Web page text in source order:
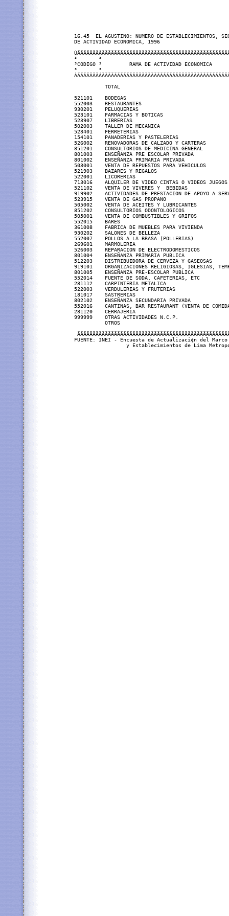
16.45  EL AGUSTINO: NUMERO DE ESTABLECIMIENTOS,
DE ACTIVIDAD ECONOMICA, 1996
³       ³
³CODIGO ³         RAMA DE ACTIVIDAD ECONOMICA
³       ³
TOTAL
521101    BODEGAS
552003    RESTAURANTES
930201    PELUQUERIAS
523101    FARMACIAS Y BOTICAS
523907    LIBRERIAS
502003    TALLER DE MECANICA
523401    FERRETERIAS
154101    PANADERIAS Y PASTELERIAS
526002    RENOVADORAS DE CALZADO Y
851201    CONSULTORIOS DE MEDICINA
801003    ENSEÑANZA PRE ESCOLAR
801002    ENSEÑANZA PRIMARIA
503001    VENTA DE REPUESTOS PARA
521903    BAZARES Y REGALOS
522001    LICORERIAS
713016    ALQUILER DE VIDEO CINTAS O
521102    VENTA DE VIVERES Y
919902    ACTIVIDADES DE PRESTACION DE APOYO A
523915    VENTA DE GAS PROPANO
505002    VENTA DE ACEITES Y
851202    CONSULTORIOS
505001    VENTA DE COMBUSTIBLES Y
552015    BARES
361008    FABRICA DE MUEBLES PARA
930202    SALONES DE BELLEZA
552007    POLLOS A LA BRASA
269601    MARMOLERIA
526003    REPARACION DE
801004    ENSEÑANZA PRIMARIA
512203    DISTRIBUIDORA DE CERVEZA Y
919101    ORGANIZACIONES RELIGIOSAS,
801005    ENSEÑANZA PRE-ESCOLAR
552014    FUENTE DE SODA, CAFETERIAS,
281112    CARPINTERIA METALICA
522003    VERDULERIAS Y FRUTERIAS
181017    SASTRERIAS
802102    ENSEÑANZA SECUNDARIA
552016    CANTINAS, BAR RESTAURANT (VENTA
281120    CERRAJERIA
999999    OTRAS ACTIVIDADES N.C.P.
OTROS
FUENTE: INEI - Encuesta de Actualizaci¢n del Marco